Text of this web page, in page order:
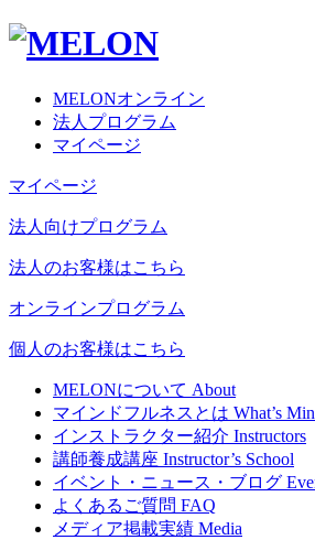
MELONオンライン
法人プログラム
マイページ
マイページ
法人向けプログラム
法人のお客様はこちら
オンラインプログラム
個人のお客様はこちら
MELONについて About
マインドフルネスとは What’s
インストラクター紹介 Instructors
講師養成講座 Instructor’s School
イベント・ニュース・ブログ
よくあるご質問 FAQ
メディア掲載実績 Media